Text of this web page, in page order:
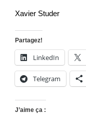
Xavier Studer
Partagez!
LinkedIn
Telegram
J’aime ça :